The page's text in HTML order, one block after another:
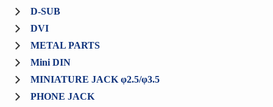
D-SUB
DVI
METAL PARTS
Mini DIN
MINIATURE JACK φ2.5/φ3.5
PHONE JACK